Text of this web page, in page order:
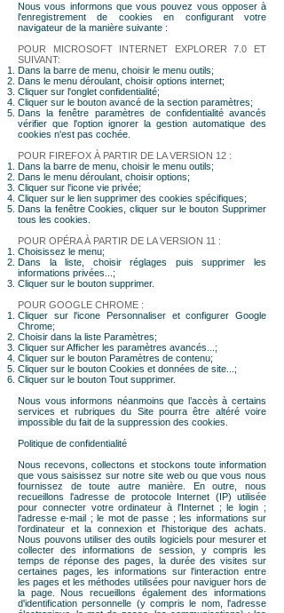
Nous vous informons que vous pouvez vous opposer à
l'enregistrement de cookies en configurant votre
navigateur de la manière suivante :
POUR MICROSOFT INTERNET EXPLORER 7.0 ET
SUIVANT:
Dans la barre de menu, choisir le menu outils;
Dans le menu déroulant, choisir options internet;
Cliquer sur l'onglet confidentialité;
Cliquer sur le bouton avancé de la section paramètres;
Dans la fenêtre paramètres de confidentialité avancés
vérifier que l'option ignorer la gestion automatique des
cookies n'est pas cochée.
POUR FIREFOX À PARTIR DE LA VERSION 12 :
Dans la barre de menu, choisir le menu outils;
Dans le menu déroulant, choisir options;
Cliquer sur l'icone vie privée;
Cliquer sur le lien supprimer des cookies spécifiques;
Dans la fenêtre Cookies, cliquer sur le bouton Supprimer
tous les cookies.
POUR OPÉRA À PARTIR DE LA VERSION 11 :
Choisissez le menu;
Dans la liste, choisir réglages puis supprimer les
informations privées...;
Cliquer sur le bouton supprimer.
POUR GOOGLE CHROME :
Cliquer sur l'icone Personnaliser et configurer Google
Chrome;
Choisir dans la liste Paramètres;
Cliquer sur Afficher les paramètres avancés...;
Cliquer sur le bouton Paramètres de contenu;
Cliquer sur le bouton Cookies et données de site...;
Cliquer sur le bouton Tout supprimer.
Nous vous informons néanmoins que l’accès à certains
services et rubriques du Site pourra être altéré voire
impossible du fait de la suppression des cookies.
Politique de confidentialité
Nous recevons, collectons et stockons toute information
que vous saisissez sur notre site web ou que vous nous
fournissez de toute autre manière. En outre, nous
recueillons l'adresse de protocole Internet (IP) utilisée
pour connecter votre ordinateur à l'Internet ; le login ;
l'adresse e-mail ; le mot de passe ; les informations sur
l'ordinateur et la connexion et l'historique des achats.
Nous pouvons utiliser des outils logiciels pour mesurer et
collecter des informations de session, y compris les
temps de réponse des pages, la durée des visites sur
certaines pages, les informations sur l'interaction entre
les pages et les méthodes utilisées pour naviguer hors de
la page. Nous recueillons également des informations
d'identification personnelle (y compris le nom, l'adresse